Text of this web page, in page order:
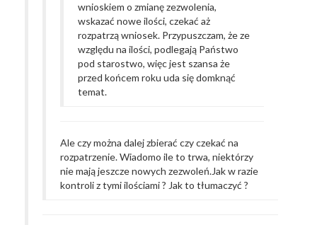
wnioskiem o zmianę zezwolenia,
wskazać nowe ilości, czekać aż
rozpatrzą wniosek. Przypuszczam, że ze
względu na ilości, podlegają Państwo
pod starostwo, więc jest szansa że
przed końcem roku uda się domknąć
temat.
Ale czy można dalej zbierać czy czekać na
rozpatrzenie. Wiadomo ile to trwa, niektórzy
nie mają jeszcze nowych zezwoleń.Jak w razie
kontroli z tymi ilościami ? Jak to tłumaczyć ?